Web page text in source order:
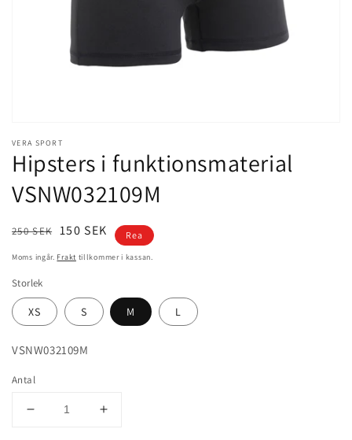
mediet
modalfönster
VERA SPORT
Hipsters i funktionsmaterial
VSNW032109M
Ordinarie
250 SEK
Försäljningspris
150 SEK Rea
Moms ingår. Frakt tillkommer i kassan.
Storlek
XS S M L
VSNW032109M
Antal
Minska
Öka